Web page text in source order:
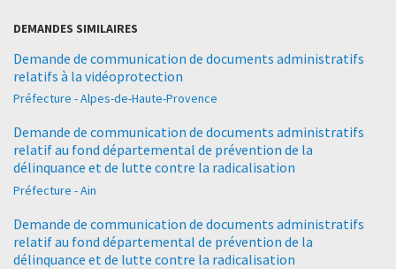
DEMANDES SIMILAIRES
Demande de communication de documents administratifs
relatifs à la vidéoprotection
Préfecture - Alpes-de-Haute-Provence
Demande de communication de documents administratifs
relatif au fond départemental de prévention de la
délinquance et de lutte contre la radicalisation
Préfecture - Ain
Demande de communication de documents administratifs
relatif au fond départemental de prévention de la
délinquance et de lutte contre la radicalisation